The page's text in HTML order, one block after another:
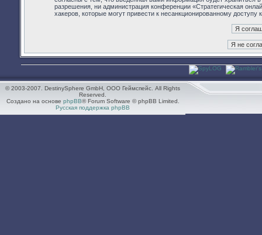
разрешения, ни администрация конференции «Стратегическая
хакеров, которые могут привести к несанкционированному доступу
© 2003-2007. DestinySphere GmbH, ООО Геймспейс. All Rights
Reserved.
Создано на основе phpBB® Forum Software © phpBB Limited.
Русская поддержка phpBB